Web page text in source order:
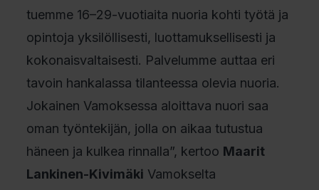
tuemme 16–29-vuotiaita nuoria kohti työtä ja
opintoja yksilöllisesti, luottamuksellisesti ja
kokonaisvaltaisesti. Palvelumme auttaa eri
tavoin hankalassa tilanteessa olevia nuoria.
Jokainen Vamoksessa aloittava nuori saa
oman työntekijän, jolla on aikaa tutustua
häneen ja kulkea rinnalla”, kertoo Maarit
Lankinen-Kivimäki Vamokselta